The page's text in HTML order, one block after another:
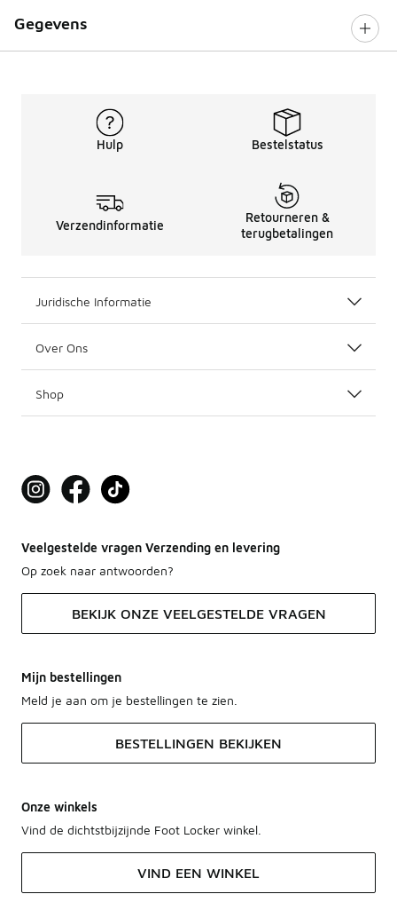
Gegevens
Hulp Bestelstatus
Verzendinformatie
Retourneren &
terugbetalingen
Juridische Informatie
Over Ons
Shop
Veelgestelde vragen Verzending en levering
Op zoek naar antwoorden?
BEKIJK ONZE VEELGESTELDE VRAGEN
Mijn bestellingen
Meld je aan om je bestellingen te zien.
BESTELLINGEN BEKIJKEN
Onze winkels
Vind de dichtstbijzijnde Foot Locker winkel.
VIND EEN WINKEL